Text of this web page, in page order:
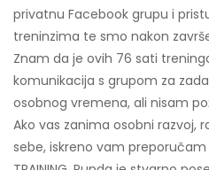
privatnu Facebook grupu i
treninzima te smo nakon
Znam da je ovih 76 sati
komunikacija s grupom za
osobnog vremena, ali nisam
Ako vas zanima osobni razvoj,
sebe, iskreno vam preporučam